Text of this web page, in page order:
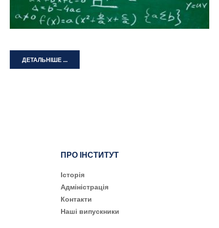
ДЕТАЛЬНІШЕ ...
ПРО ІНСТИТУТ
Історія
Адміністрація
Контакти
Наші випускники